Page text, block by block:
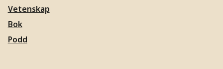
Vetenskap
Bok
Podd